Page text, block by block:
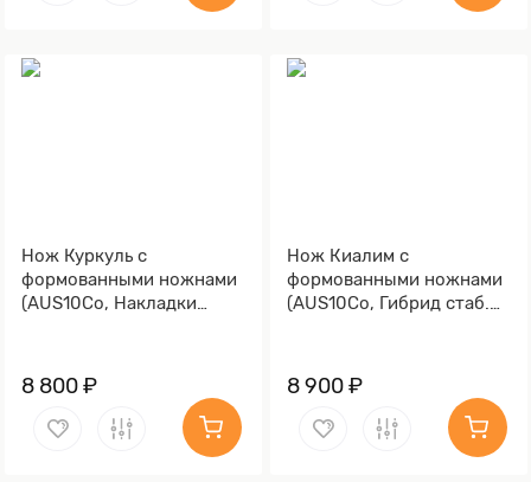
Нож Куркуль с
формованными ножнами
(AUS10Co, Накладки
8 800 ₽
Нож Киалим с
формованными ножнами
(AUS10Co, Гибрид стаб.
8 900 ₽